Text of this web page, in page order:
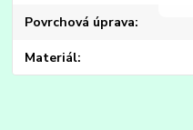
Povrchová úprava
Materiál